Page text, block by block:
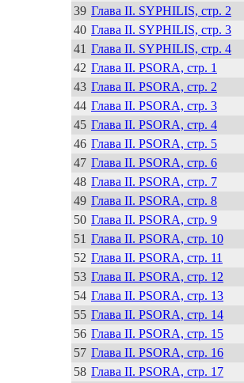
39 Глава II. SYPHILIS, стр. 2
40 Глава II. SYPHILIS, стр. 3
41 Глава II. SYPHILIS, стр. 4
42 Глава II. PSORA, стр. 1
43 Глава II. PSORA, стр. 2
44 Глава II. PSORA, стр. 3
45 Глава II. PSORA, стр. 4
46 Глава II. PSORA, стр. 5
47 Глава II. PSORA, стр. 6
48 Глава II. PSORA, стр. 7
49 Глава II. PSORA, стр. 8
50 Глава II. PSORA, стр. 9
51 Глава II. PSORA, стр. 10
52 Глава II. PSORA, стр. 11
53 Глава II. PSORA, стр. 12
54 Глава II. PSORA, стр. 13
55 Глава II. PSORA, стр. 14
56 Глава II. PSORA, стр. 15
57 Глава II. PSORA, стр. 16
58 Глава II. PSORA, стр. 17